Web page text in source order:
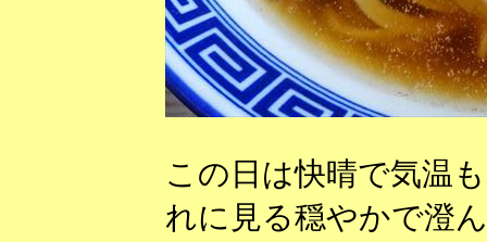
この日は快晴で気温
れに見る穏やかで澄